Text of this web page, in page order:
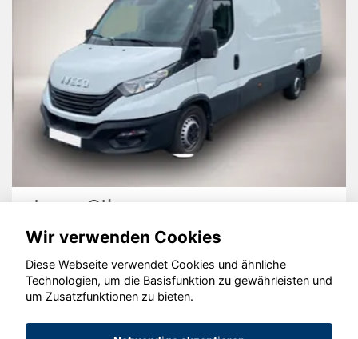
Iveco Other
© konjunkturmotor.de GmbH 2020 - 2026
Wir verwenden Cookies
Diese Webseite verwendet Cookies und ähnliche
Technologien, um die Basisfunktion zu gewährleisten und
um Zusatzfunktionen zu bieten.